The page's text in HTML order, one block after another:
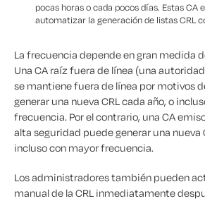
pocas horas o cada pocos días. Estas CA
automatizar la generación de listas CRL
La frecuencia depende en gran medida
Una CA raíz fuera de línea (una
se mantiene fuera de línea por motivos
generar una nueva CRL cada año, o
frecuencia. Por el contrario, una CA
alta seguridad puede generar una nueva
incluso con mayor frecuencia.
Los administradores también pueden
manual de la CRL inmediatamente